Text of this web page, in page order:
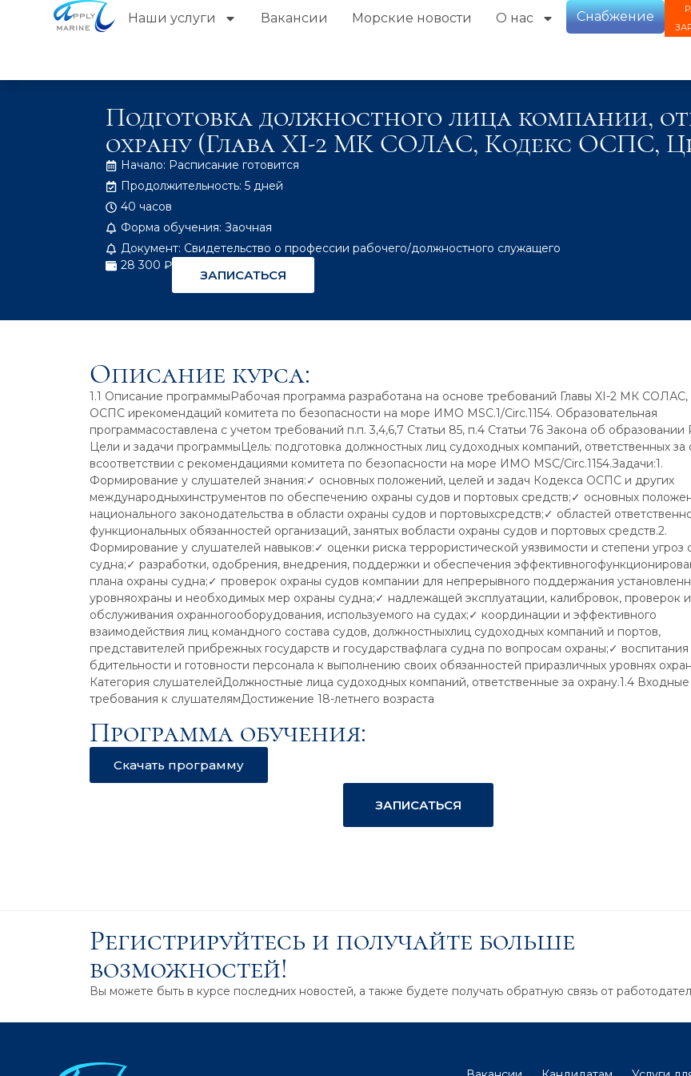
Наши услуги Вакансии Морские новости О нас Снабжение
Подготовка должностного лица компании,
охрану (Глава XI-2 МК СОЛАС, Кодекс ОСПС,
Начало: Расписание готовится
Продолжительность: 5 дней
40 часов
Форма обучения: Заочная
Документ: Свидетельство о профессии рабочего/должностного служащего
28 300 ₽
ЗАПИСАТЬСЯ
Описание курса:
1.1 Описание программыРабочая программа разработана на основе требований Главы XI-2 МК СОЛАС,
ОСПС ирекомендаций комитета по безопасности на море ИМО MSC.1/Circ.1154. Образовательная
программасоставлена с учетом требований п.п. 3,4,6,7 Статьи 85, п.4 Статьи 76 Закона об образовании
Цели и задачи программыЦель: подготовка должностных лиц судоходных компаний, ответственных за
всоответствии с рекомендациями комитета по безопасности на море ИМО MSC/Circ.1154.Задачи:1.
Формирование у слушателей знания:✓ основных положений, целей и задач Кодекса ОСПС и других
международныхинструментов по обеспечению охраны судов и портовых средств;✓ основных
национального законодательства в области охраны судов и портовыхсредств;✓ областей
функциональных обязанностей организаций, занятых вобласти охраны судов и портовых средств.2.
Формирование у слушателей навыков:✓ оценки риска террористической уязвимости и степени угроз
судна;✓ разработки, одобрения, внедрения, поддержки и обеспечения
плана охраны судна;✓ проверок охраны судов компании для непрерывного поддержания
уровняохраны и необходимых мер охраны судна;✓ надлежащей эксплуатации, калибровок, проверок и
обслуживания охранногооборудования, используемого на судах;✓ координации и эффективного
взаимодействия лиц командного состава судов, должностныхлиц судоходных компаний и портов,
представителей прибрежных государств и государствафлага судна по вопросам охраны;✓ воспитания
бдительности и готовности персонала к выполнению своих обязанностей приразличных уровнях
Категория слушателейДолжностные лица судоходных компаний, ответственные за охрану.1.4 Входные
требования к слушателямДостижение 18-летнего возраста
Программа обучения:
Скачать программу
ЗАПИСАТЬСЯ
Регистрируйтесь и получайте больше
возможностей!
Вы можете быть в курсе последних новостей, а также будете получать обратную связь от